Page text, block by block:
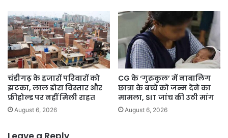
चंडीगढ़ के हजारों परिवारों को
झटका, लाल डोरा विस्तार और
फ्रीहोल्ड पर नहीं मिली राहत
August 6, 2026
CG के ‘गुरुकुल’ में नाबालिग
छात्रा के बच्चे को जन्म देने का
मामला, SIT जांच की उठी मांग
August 6, 2026